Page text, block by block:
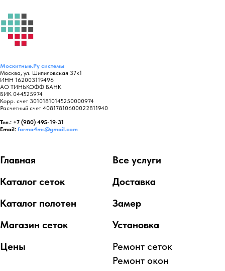
Москитные.Ру системы
Москва, ул. Шипиловская 37к1
ИНН 162003119496
АО ТИНЬКОФФ БАНК
БИК 044525974
Корр. счет 30101810145250000974
Расчетный счет 40817810600022811940
Тел.: +7 (980) 495-19-31
Email: forma4ms@gmail.com
Главная
Каталог сеток
Каталог полотен
Магазин сеток
Цены
Все услуги
Доставка
Замер
Установка
Ремонт сеток
Ремонт окон